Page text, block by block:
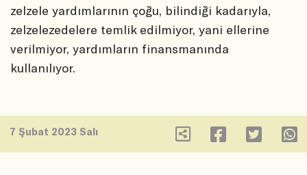
zelzele yardımlarının çoğu, bilindiği kadarıyla,
zelzelezedelere temlik edilmiyor, yani ellerine
verilmiyor, yardımların finansmanında
kullanılıyor.
7 Şubat 2023 Salı